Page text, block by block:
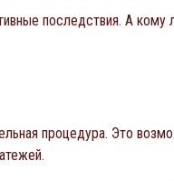
последствия. А
процедура. Это